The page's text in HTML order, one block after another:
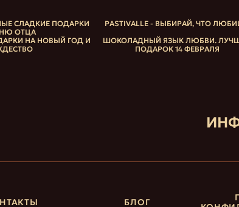
СЛАДКИЕ ПОДАРКИ
ОТЦА
PASTIVALLE - ВЫБИРАЙ, ЧТО
НА НОВЫЙ ГОД И
ШОКОЛАДНЫЙ ЯЗЫК ЛЮБВИ.
ПОДАРОК 14 ФЕВРАЛЯ
БЛОГ